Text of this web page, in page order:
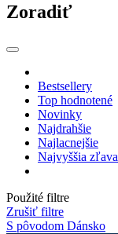
Zoradiť
Bestsellery
Top hodnotené
Novinky
Najdrahšie
Najlacnejšie
Najvyššia zľava
Použité filtre
Zrušiť filtre
S pôvodom Dánsko